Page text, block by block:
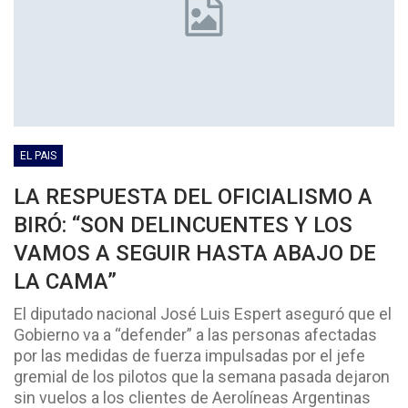
EL PAIS
LA RESPUESTA DEL OFICIALISMO A
BIRÓ: “SON DELINCUENTES Y LOS
VAMOS A SEGUIR HASTA ABAJO DE
LA CAMA”
El diputado nacional José Luis Espert aseguró que el
Gobierno va a “defender” a las personas afectadas
por las medidas de fuerza impulsadas por el jefe
gremial de los pilotos que la semana pasada dejaron
sin vuelos a los clientes de Aerolíneas Argentinas